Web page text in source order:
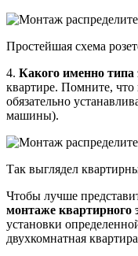
Простейшая схема
4. Какого именно
квартире. Помните,
обязательно
машины).
Так выглядел
Чтобы лучше
монтаже квартирного
установки
двухкомнатная